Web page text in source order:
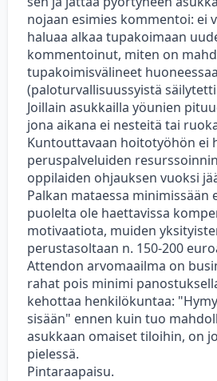
nojaan esimies kommentoi: ei
haluaa alkaa tupakoimaan
kommentoinut, miten on
tupakoimisvälineet
(paloturvallisuussyistä
Joillain asukkailla yöunien
jona aikana ei nesteitä tai
Kuntouttavaan hoitotyöhön ei
peruspalveluiden
oppilaiden ohjauksen vuoksi
Palkan mataessa minimissään
puolelta ole haettavissa
motivaatiota, muiden
perustasoltaan n. 150-200
Attendon arvomaailma on
rahat pois minimi
kehottaa henkilökuntaa:
sisään" ennen kuin tuo
asukkaan omaiset tiloihin, on
pielessä.
Pintaraapaisu.